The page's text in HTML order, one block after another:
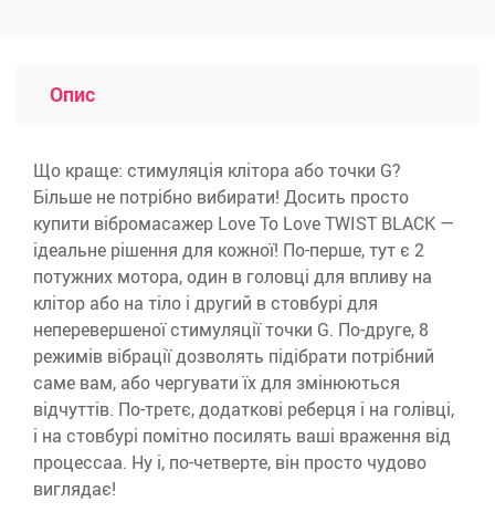
Опис
Що краще: стимуляція клітора або точки G?
Більше не потрібно вибирати! Досить просто
купити вібромасажер Love To Love TWIST BLACK —
ідеальне рішення для кожної! По-перше, тут є 2
потужних мотора, один в головці для впливу на
клітор або на тіло і другий в стовбурі для
неперевершеної стимуляції точки G. По-друге, 8
режимів вібрації дозволять підібрати потрібний
саме вам, або чергувати їх для змінюються
відчуттів. По-третє, додаткові реберця і на голівці,
і на стовбурі помітно посилять ваші враження від
процессаа. Ну і, по-четверте, він просто чудово
виглядає!